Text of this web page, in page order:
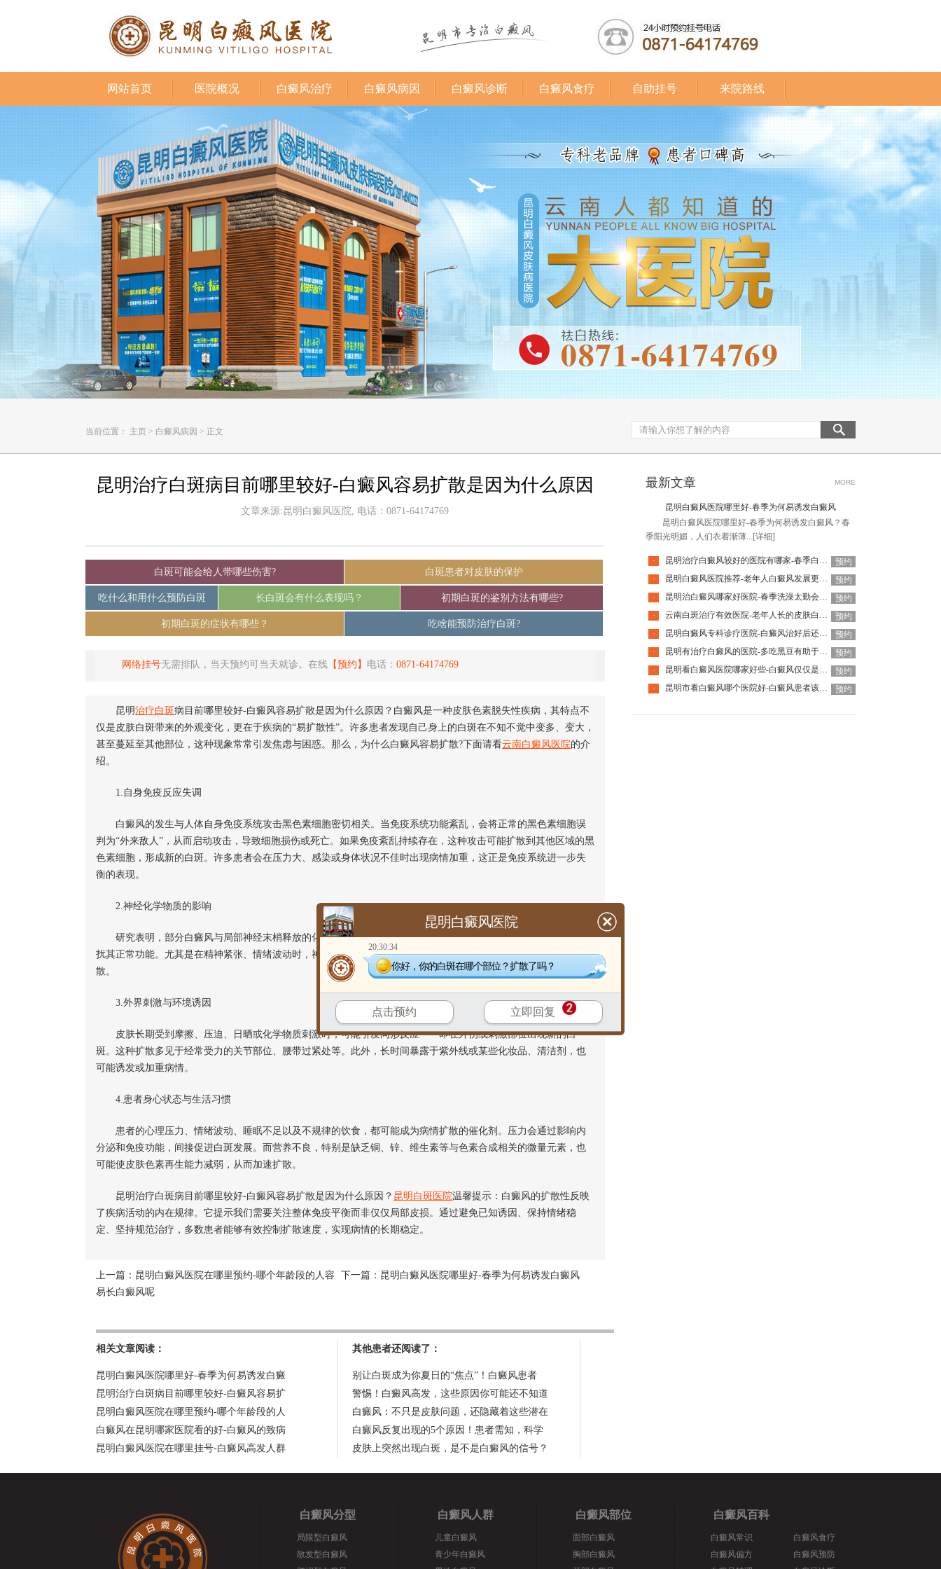
网站首页 医院概况 白癜风治疗 白癜风病因 白癜风诊断 白癜风食疗 自助挂号 来院路线
当前位置： 主页 > 白癜风病因 > 正文
昆明治疗白斑病目前哪里较好-白癜风容易扩散是因为什么原因
文章来源:昆明白癜风医院, 电话：0871-64174769
白斑可能会给人带哪些伤害? 白斑患者对皮肤的保护
吃什么和用什么预防白斑 长白斑会有什么表现吗？ 初期白斑的鉴别方法有哪些?
初期白斑的症状有哪些？ 吃啥能预防治疗白斑?
网络挂号无需排队，当天预约可当天就诊。在线 【预约】 电话： 0871-64174769
昆明治疗白斑病目前哪里较好-白癜风容易扩散是因为什么原因？白癜风是一种皮肤色素脱失性疾病，其特点不
仅是皮肤白斑带来的外观变化，更在于疾病的“易扩散性”。许多患者发现自己身上的白斑在不知不觉中变多、变大，
甚至蔓延至其他部位，这种现象常常引发焦虑与困惑。那么，为什么白癜风容易扩散?下面请看云南白癜风医院的介
绍。
1.自身免疫反应失调
白癜风的发生与人体自身免疫系统攻击黑色素细胞密切相关。当免疫系统功能紊乱，会将正常的黑色素细胞误
判为“外来敌人”，从而启动攻击，导致细胞损伤或死亡。如果免疫紊乱持续存在，这种攻击可能扩散到其他区域的黑
色素细胞，形成新的白斑。许多患者会在压力大、感染或身体状况不佳时出现病情加重，这正是免疫系统进一步失
衡的表现。
2.神经化学物质的影响
研究表明，部分白癜风与局部神经末梢释放的化学物质有关，这些物质可能对黑色素细胞产生毒性作用，或干
扰其正常功能。尤其是在精神紧张、情绪波动时，神经系统的变化可能加速色素的脱失过程，使白斑向周边区域扩
散。
3.外界刺激与环境诱因
皮肤长期受到摩擦、压迫、日晒或化学物质刺激时，可能引发同形反应——即在外伤或刺激部位出现新的白
斑。这种扩散多见于经常受力的关节部位、腰带过紧处等。此外，长时间暴露于紫外线或某些化妆品、清洁剂，也
可能诱发或加重病情。
4.患者身心状态与生活习惯
患者的心理压力、情绪波动、睡眠不足以及不规律的饮食，都可能成为病情扩散的催化剂。压力会通过影响内
分泌和免疫功能，间接促进白斑发展。而营养不良，特别是缺乏铜、锌、维生素等与色素合成相关的微量元素，也
可能使皮肤色素再生能力减弱，从而加速扩散。
昆明治疗白斑病目前哪里较好-白癜风容易扩散是因为什么原因？ 昆明白斑医院温馨提示：白癜风的扩散性反映
了疾病活动的内在规律。它提示我们需要关注整体免疫平衡而非仅仅局部皮损。通过避免已知诱因、保持情绪稳
定、坚持规范治疗，多数患者能够有效控制扩散速度，实现病情的长期稳定。
上一篇： 昆明白癜风医院在哪里预约-哪个年龄段的人容
易长白癜风呢
下一篇： 昆明白癜风医院哪里好-春季为何易诱发白癜风
相关文章阅读：
昆明白癜风医院哪里好-春季为何易诱发白癜
昆明治疗白斑病目前哪里较好-白癜风容易扩
昆明白癜风医院在哪里预约-哪个年龄段的人
白癜风在昆明哪家医院看的好-白癜风的致病
昆明白癜风医院在哪里挂号-白癜风高发人群
其他患者还阅读了：
别让白斑成为你夏日的“焦点”！白癜风患者
警惕！白癜风高发，这些原因你可能还不知道
白癜风：不只是皮肤问题，还隐藏着这些潜在
白癜风反复出现的5个原因！患者需知，科学
皮肤上突然出现白斑，是不是白癜风的信号？
最新文章 MORE
昆明白癜风医院哪里好-春季为何易诱发白癜风
昆明白癜风医院哪里好-春季为何易诱发白癜风？春
季阳光明媚，人们衣着渐薄... [详细]
· 昆明治疗白癜风较好的医院有哪家-春季白癜风复发有前兆吗
预约
·
昆明白癜风医院推荐-老年人白癜风发展更快吗
预约
·
昆明治白癜风哪家好医院-春季洗澡太勤会刺激白癜风扩散吗
预约
·
云南白斑治疗有效医院-老年人长的皮肤白点都是白癜风吗
预约
·
昆明白癜风专科诊疗医院-白癜风治好后还会再次复发吗
预约
·
昆明有治疗白癜风的医院-多吃黑豆有助于白癜风恢复吗
预约
·
昆明看白癜风医院哪家好些-白癜风仅仅是皮肤问题吗
预约
·
昆明市看白癜风哪个医院好-白癜风患者该如何调整饮食 预约
白癜风分型
局限型白癜风
散发型白癜风
白癜风人群
儿童白癜风
青少年白癜风
白癜风部位
面部白癜风
胸部白癜风
白癜风百科
白癜风常识
白癜风偏方
白癜风食疗
白癜风预防
昆明白癜风医院
20:30:34
你好，你的白斑在哪个部位？扩散了吗？
点击预约 立即回复